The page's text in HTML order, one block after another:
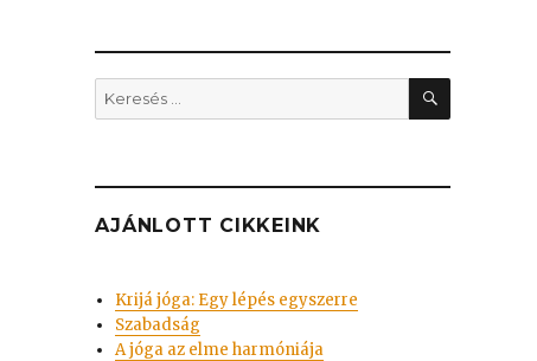
Keresés
a
KERESÉS
AJÁNLOTT CIKKEINK
Krijá jóga: Egy lépés egyszerre
Szabadság
A jóga az elme harmóniája